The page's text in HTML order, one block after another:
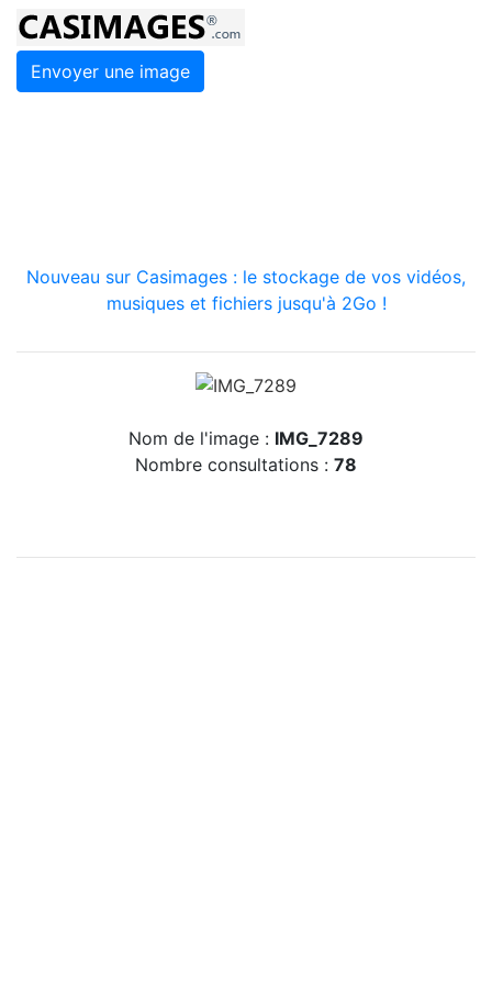
Envoyer une image
Nouveau sur Casimages : le stockage de vos vidéos,
musiques et fichiers jusqu'à 2Go !
Nom de l'image : IMG_7289
Nombre consultations : 78